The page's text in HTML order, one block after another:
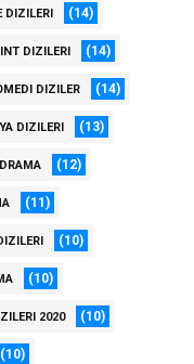
DIZILERI (14)
DIZILERI (14)
DIZILER (14)
DIZILERI (13)
(12)
(11)
(10)
(10)
2020 (10)
(10)